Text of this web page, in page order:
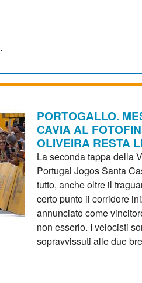
.
PORTOGALLO.
CAVIA AL
OLIVEIRA RESTA
La seconda tappa della
Portugal Jogos Santa
tutto, anche oltre il
certo punto il corridore
annunciato come
non esserlo. I velocisti
sopravvissuti alle due